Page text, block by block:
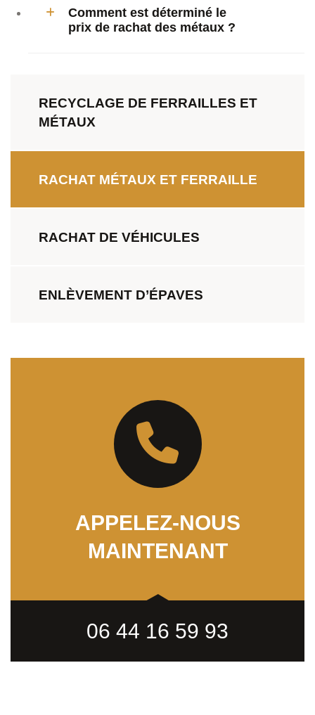
Comment est déterminé le
prix de rachat des métaux ?
RECYCLAGE DE FERRAILLES ET
MÉTAUX
RACHAT MÉTAUX ET FERRAILLE
RACHAT DE VÉHICULES
ENLÈVEMENT D’ÉPAVES
APPELEZ-NOUS
MAINTENANT
06 44 16 59 93